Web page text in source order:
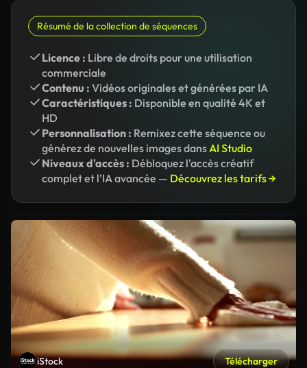
Résumé de la collection de séquences
Licence : Libre de droits pour une utilisation
commerciale
Contenu : Vidéos originales et générées par IA
Caractéristiques : Disponible en qualité 4K et
HD
Personnalisation : Remixez cette séquence ou
générez de nouvelles images dansAI Studio
Niveaux d'accès : Débloquez l'accès créatif
complet et l'IA avancée — Découvrez les tarifs →
iStock Télécharger